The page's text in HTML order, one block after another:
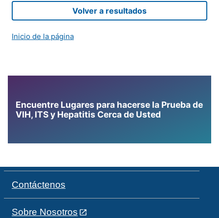
Volver a resultados
Inicio de la página
Encuentre Lugares para hacerse la Prueba de
VIH, ITS y Hepatitis Cerca de Usted
Contáctenos
Sobre Nosotros